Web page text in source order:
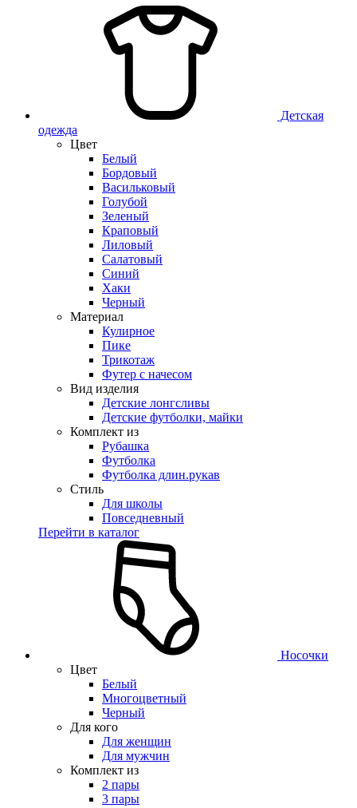
Детская
одежда
Цвет
Белый
Бордовый
Васильковый
Голубой
Зеленый
Краповый
Лиловый
Салатовый
Синий
Хаки
Черный
Материал
Кулирное
Пике
Трикотаж
Футер с начесом
Вид изделия
Детские лонгсливы
Детские футболки, майки
Комплект из
Рубашка
Футболка
Футболка длин.рукав
Стиль
Для школы
Повседневный
Перейти в каталог
Носочки
Цвет
Белый
Многоцветный
Черный
Для кого
Для женщин
Для мужчин
Комплект из
2 пары
3 пары